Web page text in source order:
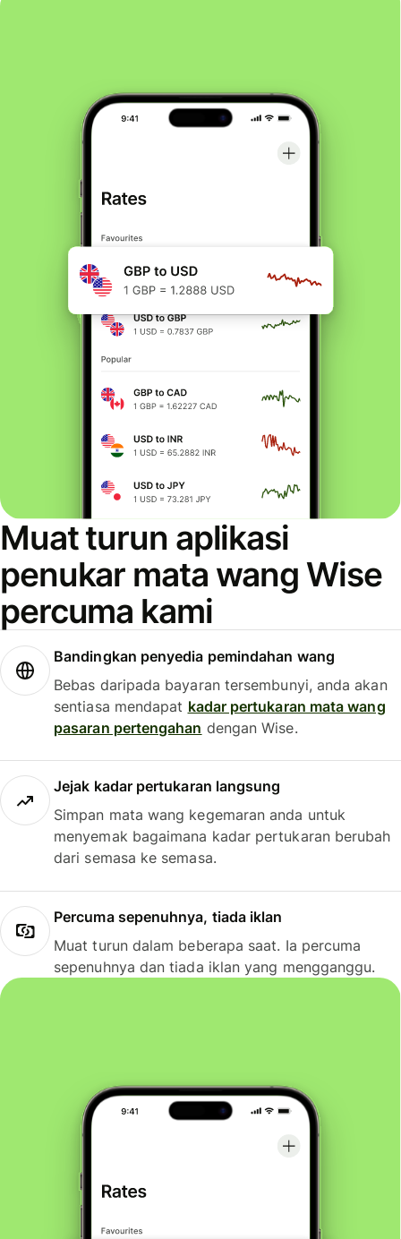
Muat turun aplikasi
penukar mata wang Wise
percuma kami
Bandingkan penyedia pemindahan wang
Bebas daripada bayaran tersembunyi, anda akan
sentiasa mendapat kadar pertukaran mata wang
pasaran pertengahan dengan Wise.
Jejak kadar pertukaran langsung
Simpan mata wang kegemaran anda untuk
menyemak bagaimana kadar pertukaran berubah
dari semasa ke semasa.
Percuma sepenuhnya, tiada iklan
Muat turun dalam beberapa saat. Ia percuma
sepenuhnya dan tiada iklan yang mengganggu.